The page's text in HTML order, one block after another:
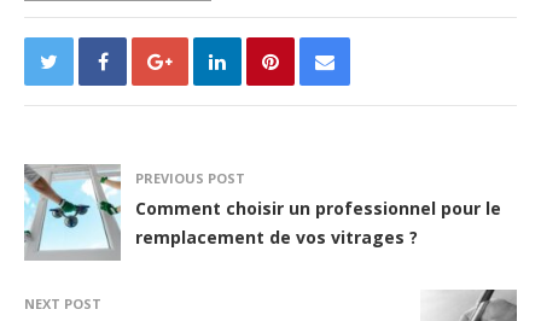
PREVIOUS POST
Comment choisir un professionnel pour le
remplacement de vos vitrages ?
NEXT POST